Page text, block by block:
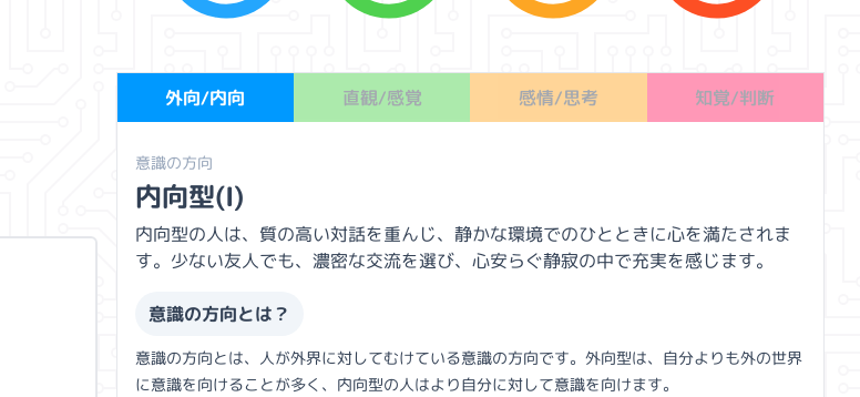
外向/内向 直観/感覚 感情/思考 知覚/判断
意識の方向
内向型(I)
内向型の人は、質の高い対話を重んじ、静かな環境でのひとときに心を満たされま
す。少ない友人でも、濃密な交流を選び、心安らぐ静寂の中で充実を感じます。
意識の方向とは？
意識の方向とは、人が外界に対してむけている意識の方向です。外向型は、自分よりも外の世界
に意識を向けることが多く、内向型の人はより自分に対して意識を向けます。